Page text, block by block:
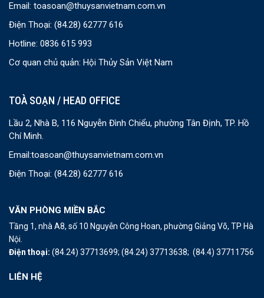
Email: toasoan@thuysanvietnam.com.vn
Điện Thoại: (84.28) 62777 616
Hotline: 0836 615 993
Cơ quan chủ quản: Hội Thủy Sản Việt Nam
TOÀ SOẠN / HEAD OFFICE
Lầu 2, Nhà B, 116 Nguyễn Đình Chiểu, phường Tân Định, TP. Hồ
Chí Minh.
Email:toasoan@thuysanvietnam.com.vn
Điện Thoại: (84.28) 62777 616
VĂN PHÒNG MIỀN BẮC
Tầng 1, nhà A8, số 10 Nguyễn Công Hoan, phường Giảng Võ, TP Hà
Nội.
Điện thoại: (84.24) 37713699; (84.24) 37713638; (84.4) 37711756
LIÊN HỆ